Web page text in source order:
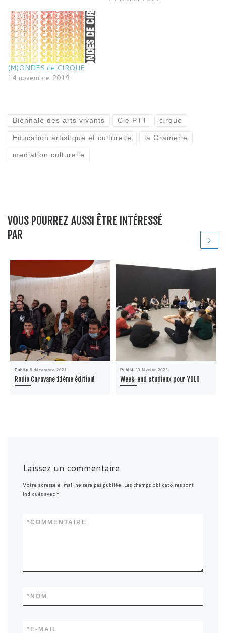
(M)ONDES de CIRQUE
14 novembre 2019
Biennale des arts vivants Cie PTT cirque
Education artistique et culturelle la Grainerie
mediation culturelle
VOUS POURREZ AUSSI ÊTRE INTÉRESSÉ
PAR
Publié6 décembre 2021
Radio Caravane 11ème édition!
Publié23 février 2022
Week-end studieux pour YOLO
Laissez un commentaire
Votre adresse e-mail ne sera pas publiée. Les champs obligatoires sont
indiqués avec *
COMMENTAIRE
*
NOM
*
E-MAIL
*